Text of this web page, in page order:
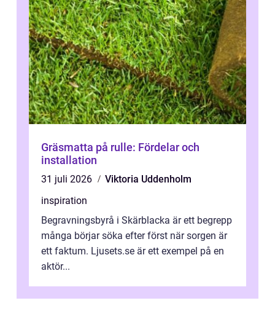
Gräsmatta på rulle: Fördelar och
installation
31 juli 2026
Viktoria Uddenholm
inspiration
Begravningsbyrå i Skärblacka är ett begrepp
många börjar söka efter först när sorgen är
ett faktum. Ljusets.se är ett exempel på en
aktör...